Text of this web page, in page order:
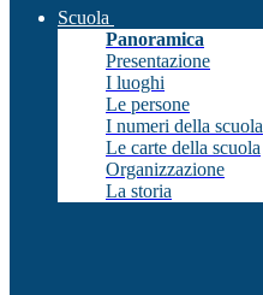
Scuola
Panoramica
Presentazione
I luoghi
Le persone
I numeri della scuola
Le carte della scuola
Organizzazione
La storia